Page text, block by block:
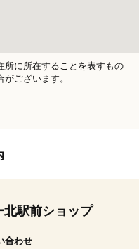
に所在することを表すもの
ございます。
駅前ショップ
合わせ